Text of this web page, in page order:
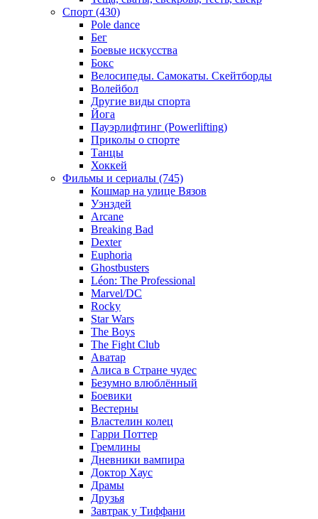
Спорт (430)
Pole dance
Бег
Боевые искусства
Бокс
Велосипеды. Самокаты. Скейтборды
Волейбол
Другие виды спорта
Йога
Пауэрлифтинг (Powerlifting)
Приколы о спорте
Танцы
Хоккей
Фильмы и сериалы (745)
Кошмар на улице Вязов
Уэнздей
Arcane
Breaking Bad
Dexter
Euphoria
Ghostbusters
Léon: The Professional
Marvel/DC
Rocky
Star Wars
The Boys
The Fight Club
Аватар
Алиса в Стране чудес
Безумно влюблённый
Боевики
Вестерны
Властелин колец
Гарри Поттер
Гремлины
Дневники вампира
Доктор Хаус
Драмы
Друзья
Завтрак у Тиффани